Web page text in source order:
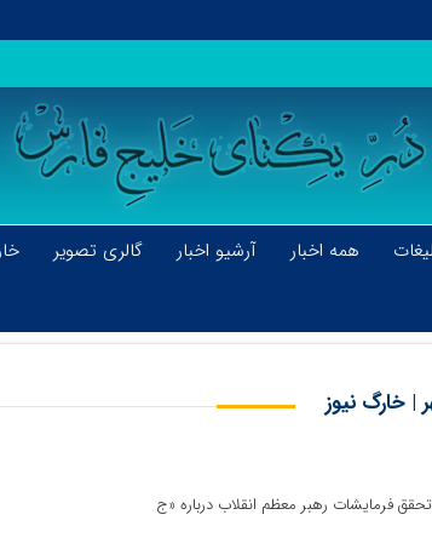
همه اخبار آرشیو اخبار گالری تصویر
| خارگ نیوز
فرمایشات رهبر معظم انقلاب درباره «ج